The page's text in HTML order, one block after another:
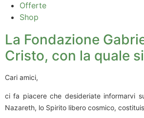
Offerte
Shop
La Fondazione
Cristo, con la quale
Cari amici,
ci fa piacere che desideriate informarvi
Nazareth, lo Spirito libero cosmico,